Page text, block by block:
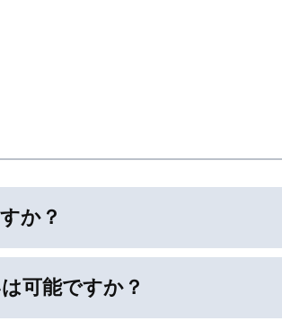
か？
可能ですか？